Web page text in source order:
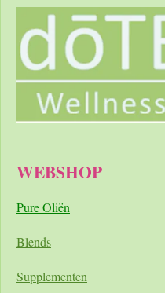
WEBSHOP
Pure Oliën
Blends
Supplementen